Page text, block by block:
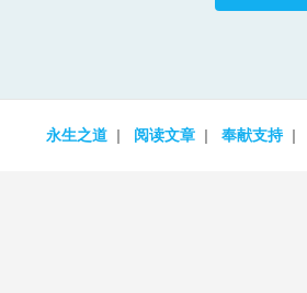
永生之道 阅读文章 奉献支持